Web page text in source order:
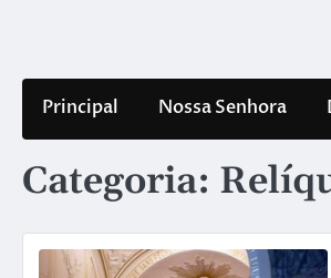
Principal Nossa Senhora
Categoria: